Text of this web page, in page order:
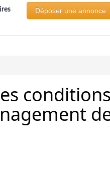
Déposer une annonce